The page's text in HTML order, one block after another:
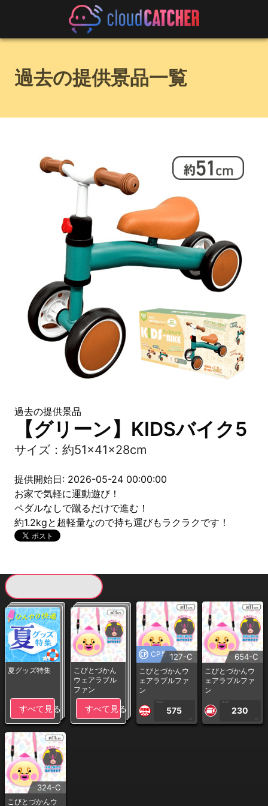
過去の提供景品一覧
過去の提供景品
【グリーン】KIDSバイク5
サイズ：約51×41×28cm
提供開始日: 2026-05-24 00:00:00
お家で気軽に運動遊び！
ペダルなしで蹴るだけで進む！
約1.2kgと超軽量なので持ち運びもラクラクです！
夏グッズ特集
すべて見る
こびとづかん
ウェアラブル
ファン
すべて見る
CP専用127-C
こびとづかんウ
ェアラブルファ
ン
1PLAY
575
CP
654-C
こびとづかんウ
ェアラブルファ
ン
1PLAY
230
CP
324-C
こびとづかんウ